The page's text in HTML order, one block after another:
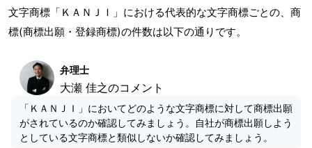
文字商標「ＫＡＮＪＩ」における代表的な文字商標ごとの、商
標(商標出願・登録商標)の件数は以下の通りです。
弁理士
大瀬 佳之のコメント
「ＫＡＮＪＩ」においてどのような文字商標に対して商標出願
がされているのか確認してみましょう。自社が商標出願しよう
としている文字商標と類似しないか確認してみましょう。